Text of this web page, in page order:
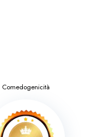
Comedogenicità